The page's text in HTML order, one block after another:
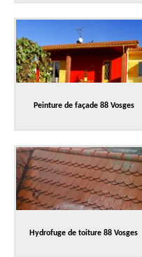
Peinture de façade 88 Vosges
Hydrofuge de toiture 88 Vosges